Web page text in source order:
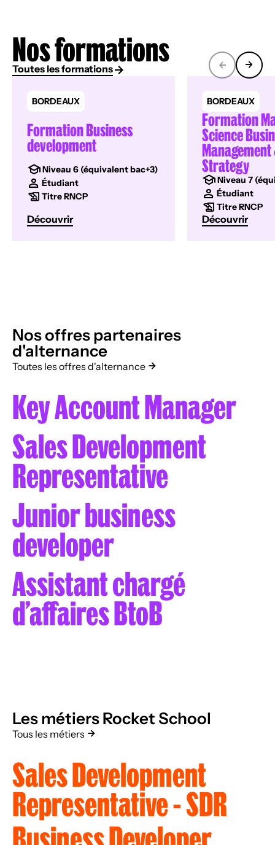
Nos formations
Toutes les formations
BORDEAUX
Formation Business
development
Niveau 6 (équivalent bac+3)
Étudiant
Titre RNCP
Découvrir
BORDEAUX
Formation
Science
Strategy
Niveau 7
Étudiant
Titre RNCP
Découvrir
Nos offres partenaires
d'alternance
Toutes les offres d'alternance
Key Account Manager
Sales Development
Representative
Junior business
developer
Assistant chargé
d’affaires BtoB
Les métiers Rocket School
Tous les métiers
Sales Development
Representative - SDR